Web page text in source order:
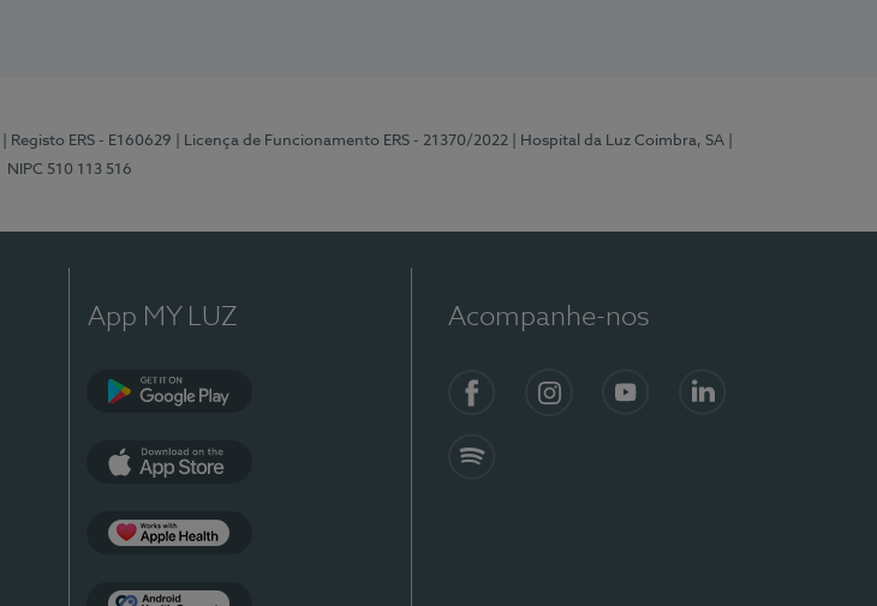
| Registo ERS - E160629 | Licença de Funcionamento ERS - 21370/2022 | Hospital da Luz Coimbra, SA
NIPC 510 113 516
App MY LUZ Acompanhe-nos